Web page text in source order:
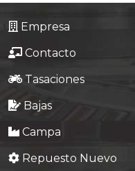
Empresa
Contacto
Tasaciones
Bajas
Campa
Repuesto Nuevo